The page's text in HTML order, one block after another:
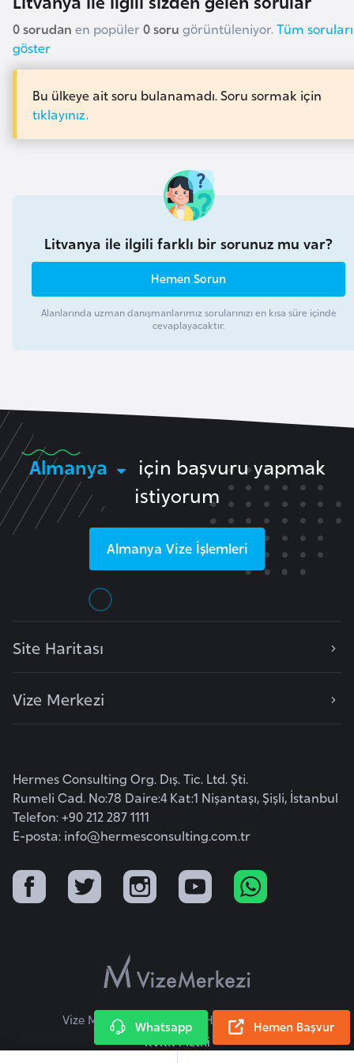
0 sorudan en popüler0 soru görüntüleniyor.Tüm soruları
göster
Bu ülkeye ait soru bulanamadı. Soru sormak için
tıklayınız.
Litvanya ile ilgili farklı bir sorunuz mu var?
Hemen Sorun
Alanlarında uzman danışmanlarımız sorularınızı en kısa süre içinde
cevaplayacaktır.
Almanya
için başvuru yapmak
istiyorum
Almanya Vize İşlemleri
Site Haritası
Vize Merkezi
Hermes Consulting Org. Dış. Tic. Ltd. Şti.
Rumeli Cad. No:78 Daire:4 Kat:1 Nişantaşı, Şişli, İstanbul
Telefon: +90 212 287 1111
E-posta: info@hermesconsulting.com.tr
Vize Merkezi © 2026 Tüm Hakları Saklıdır.
KVKK Metni
l
g
a
r
t
s
Ç
a
d
u
u
e
t
i
C
e
C
Hemen Başvur
Whatsapp